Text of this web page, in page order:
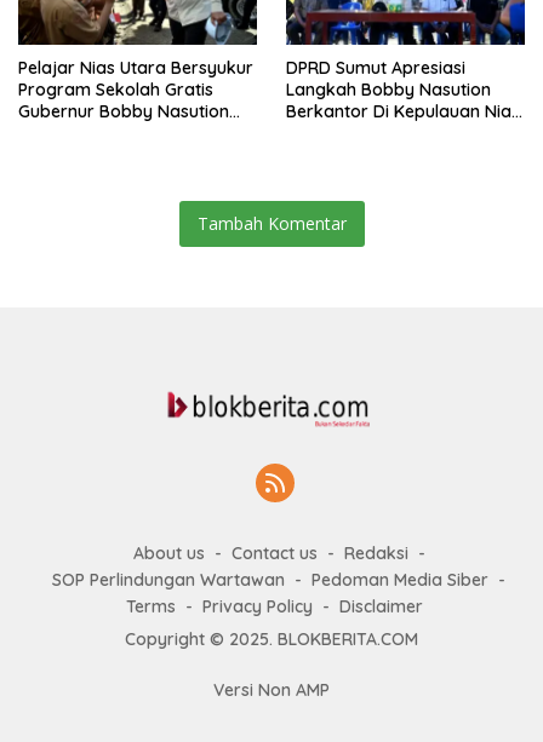
Pelajar Nias Utara Bersyukur
Program Sekolah Gratis
Gubernur Bobby Nasution
DPRD Sumut Apresiasi
Langkah Bobby Nasution
Berkantor Di Kepulauan Nias,
Tambah Komentar
About us Contact us
Redaksi
SOP Perlindungan Wartawan
Pedoman Media Siber
Terms
Privacy Policy
Disclaimer
Copyright © 2025. BLOKBERITA.COM
Versi Non AMP